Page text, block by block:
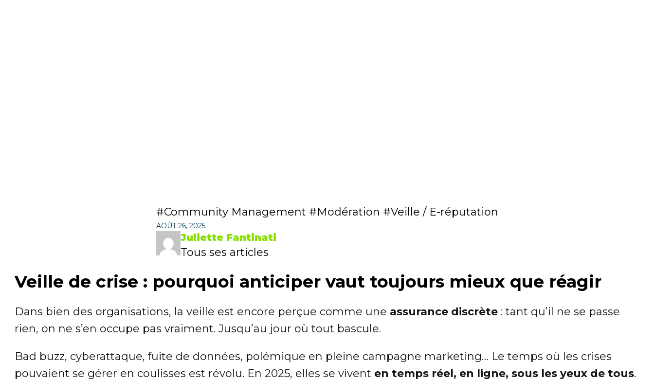
Community Management Modération Veille / E-réputation
AOÛT 26, 2025
Juliette Fantinati
Tous ses articles
Veille de crise : pourquoi anticiper vaut toujours mieux que réagir
Dans bien des organisations, la veille est encore perçue comme une assurance discrète : tant qu’il ne se passe
rien, on ne s’en occupe pas vraiment. Jusqu’au jour où tout bascule.
Bad buzz, cyberattaque, fuite de données, polémique en pleine campagne marketing… Le temps où les crises
pouvaient se gérer en coulisses est révolu. En 2025, elles se vivent en temps réel, en ligne, sous les yeux de tous.